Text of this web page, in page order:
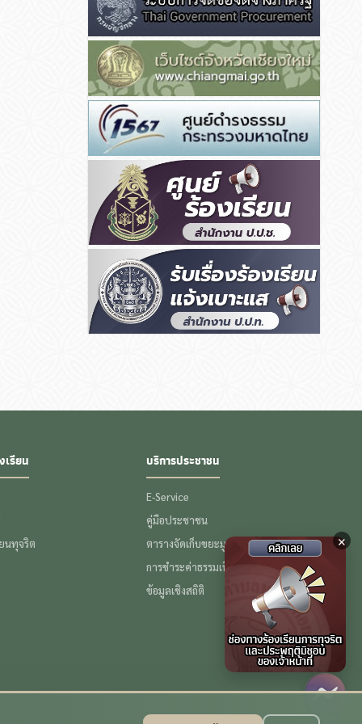
รียน
ยนทุจริต
บริการประชาชน
E-Service
คู่มือประชาชน
ตารางจัดเก็บขยะมูลฝอย
การชำระค่าธรรมเนียมขยะ
ข้อมูลเชิงสถิติ
×